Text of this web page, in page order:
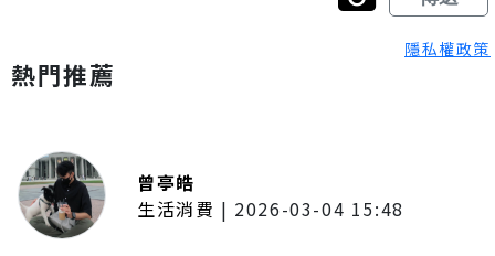
隱私權政策
熱門推薦
曾亭皓
生活消費 | 2026-03-04 15:48